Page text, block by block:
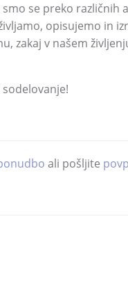
se preko različnih
opisujemo in
zakaj v našem
ali pošljite